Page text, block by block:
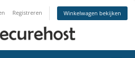
Registreren Winkelwagen bekijken